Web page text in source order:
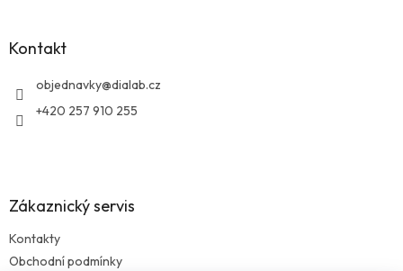
Kontakt
objednavky@dialab.cz
+420 257 910 255
Zákaznický servis
Kontakty
Obchodní podmínky